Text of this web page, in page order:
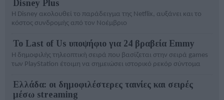
Disney Plus
Η Disney ακολουθεί το παράδειγμα της Netflix, αυξάνει και το
κόστος συνδρομής από τον Νοέμβριο
To Last of Us υποψήφιο για 24 βραβεία Emmy
H δημοφιλής τηλεοπτική σειρά που βασίζεται στην σειρά games
των PlayStation έτοιμη να σημειώσει ιστορικό ρεκόρ σύντομα
Ελλάδα: οι δημοφιλέστερες ταινίες και σειρές
μέσω streaming